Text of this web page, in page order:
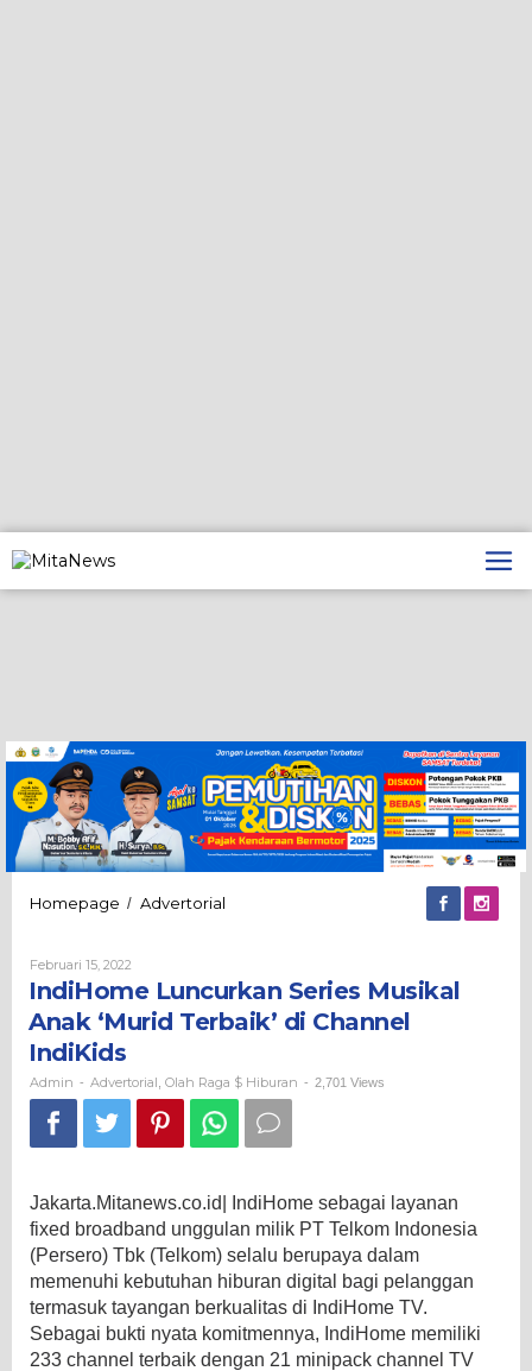
ke
konten
Homepage / Advertorial
Anak
‘Murid
Terbaik’
Channel
IndiKids
Februari 15, 2022
IndiHome Luncurkan Series Musikal
Anak ‘Murid Terbaik’ di Channel
IndiKids
Admin - Advertorial Olah Raga $ Hiburan - 2,701 Views
Jakarta.Mitanews.co.id| IndiHome sebagai layanan
fixed broadband unggulan milik PT Telkom Indonesia
(Persero) Tbk (Telkom) selalu berupaya dalam
memenuhi kebutuhan hiburan digital bagi pelanggan
termasuk tayangan berkualitas di IndiHome TV.
Sebagai bukti nyata komitmennya, IndiHome memiliki
233 channel terbaik dengan 21 minipack channel TV